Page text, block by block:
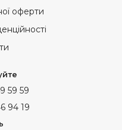
оферти
59 59
94 19